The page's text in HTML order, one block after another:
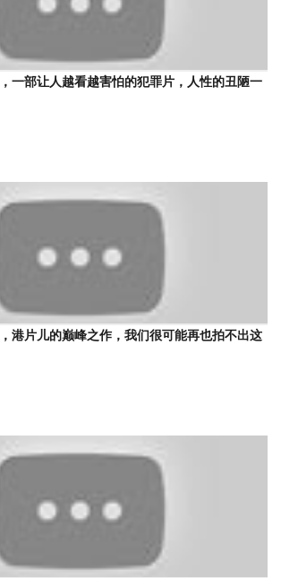
一部让人越看越害怕的犯罪片，人性的丑陋一
港片儿的巅峰之作，我们很可能再也拍不出这